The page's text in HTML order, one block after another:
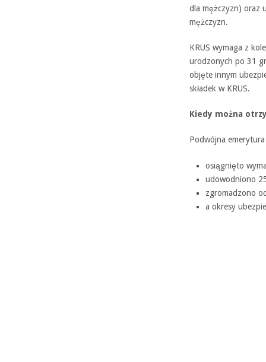
dla mężczyzn) oraz
mężczyzn.
KRUS wymaga z
urodzonych po 31
objęte innym
składek w KRUS.
Kiedy można
Podwójna
osiągnięto
udowodniono
zgromadzono
a okresy